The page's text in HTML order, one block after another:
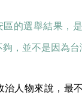
區的選舉結果，
夠，並不是因為台
治人物來說，最